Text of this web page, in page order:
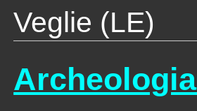
Veglie (LE)